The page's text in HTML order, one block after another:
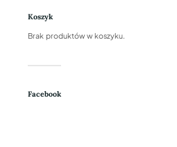
Koszyk
Brak produktów w koszyku.
Facebook